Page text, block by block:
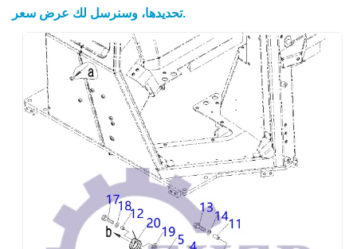
تحديدها، وسنرسل لك عرض سعر.